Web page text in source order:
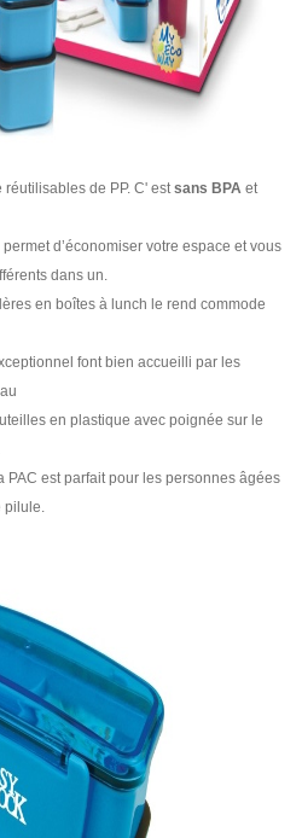
de PP. C' estsans BPA et
d’économiser votre espace et vous
dans un.
en boîtes à lunch le rend commode
font bien accueilli par les
en plastique avec poignée sur le
PAC est parfait pour les personnes âgées
pilule.